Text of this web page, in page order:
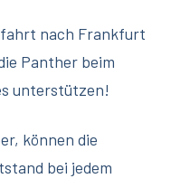
nach Frankfurt
Panther beim
unterstützen!
können die
bei jedem